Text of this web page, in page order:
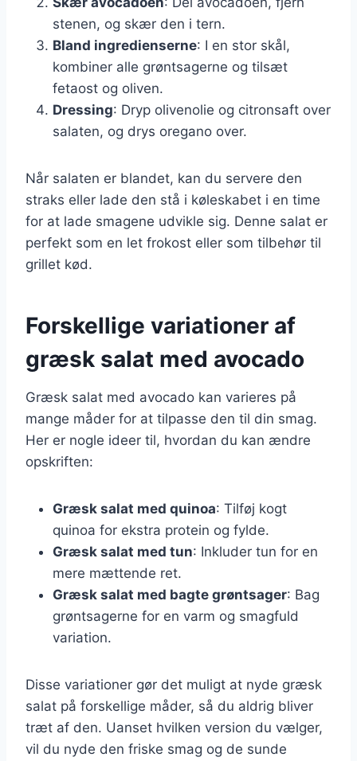
stenen, og skær den i tern.
Bland ingredienserne: I en stor skål,
kombiner alle grøntsagerne og tilsæt
fetaost og oliven.
Dressing: Dryp olivenolie og citronsaft over
salaten, og drys oregano over.
Når salaten er blandet, kan du servere den
straks eller lade den stå i køleskabet i en time
for at lade smagene udvikle sig. Denne salat er
perfekt som en let frokost eller som tilbehør til
grillet kød.
Forskellige variationer af
græsk salat med avocado
Græsk salat med avocado kan varieres på
mange måder for at tilpasse den til din smag.
Her er nogle ideer til, hvordan du kan ændre
opskriften:
Græsk salat med quinoa: Tilføj kogt
quinoa for ekstra protein og fylde.
Græsk salat med tun: Inkluder tun for en
mere mættende ret.
Græsk salat med bagte grøntsager: Bag
grøntsagerne for en varm og smagfuld
variation.
Disse variationer gør det muligt at nyde græsk
salat på forskellige måder, så du aldrig bliver
træt af den. Uanset hvilken version du vælger,
vil du nyde den friske smag og de sunde